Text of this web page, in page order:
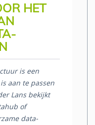
HET
is een
aan te passen
Lans bekijkt
of
data-